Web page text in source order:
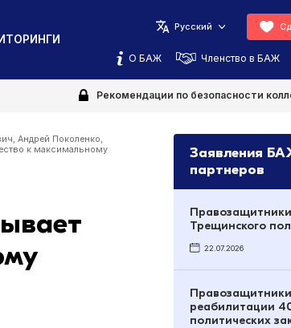
Русский
О БАЖ Членство в БАЖ
Рекомендации по безопасности
,Андрей Поколенко,
к максимальному
Заявления
партнеров
Трещинского
22.07.2026
реабилитации
политических